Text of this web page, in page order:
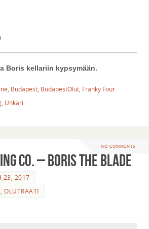
Boris kellariin kypsymään.
, Budapest, BudapestOlut, Franky Four
, Unkari
NO COMMENTS
Co. – Boris The Blade
23, 2017
,OLUTRAATI